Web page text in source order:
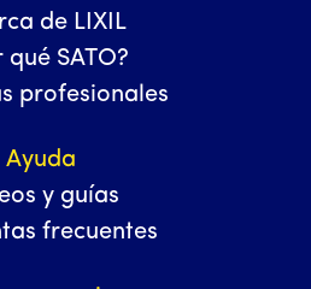
de LIXIL
qué SATO?
profesionales
Ayuda
y guías
frecuentes